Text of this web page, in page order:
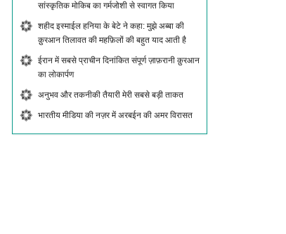
सांस्कृतिक मोकिब का गर्मजोशी से स्वागत किया
शहीद इस्माईल हनिया के बेटे ने कहा: मुझे अब्बा की
क़ुरआन तिलावत की महफ़िलों की बहुत याद आती है
ईरान में सबसे प्राचीन दिनांकित संपूर्ण ज़ाफ़रानी क़ुरआन
का लोकार्पण
अनुभव और तकनीकी तैयारी मेरी सबसे बड़ी ताकत
भारतीय मीडिया की नज़र में अरबईन की अमर विरासत